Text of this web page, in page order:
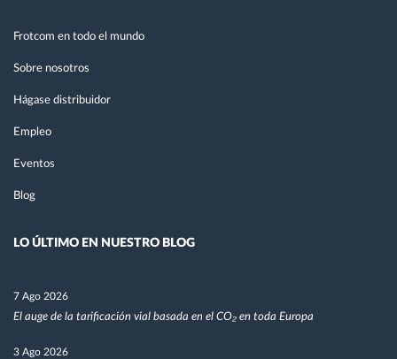
Frotcom en todo el mundo
Sobre nosotros
Hágase distribuidor
Empleo
Eventos
Blog
LO ÚLTIMO EN NUESTRO BLOG
7 Ago 2026
El auge de la tarificación vial basada en el CO₂ en toda Europa
3 Ago 2026